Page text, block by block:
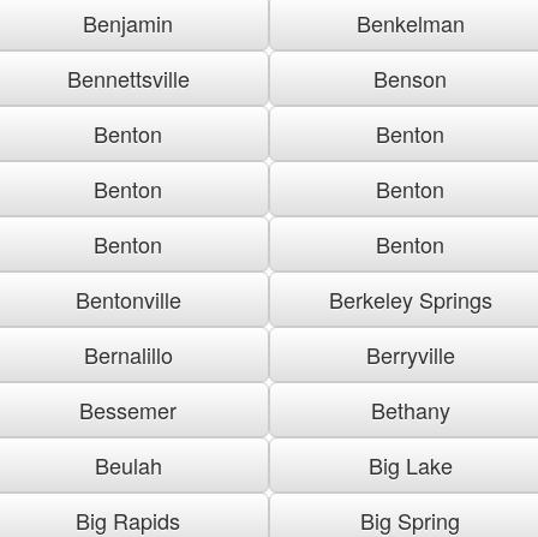
Benjamin
Benkelman
Bennettsville
Benson
Benton
Benton
Benton
Benton
Benton
Benton
Bentonville
Berkeley Springs
Bernalillo
Berryville
Bessemer
Bethany
Beulah
Big Lake
Big Rapids
Big Spring